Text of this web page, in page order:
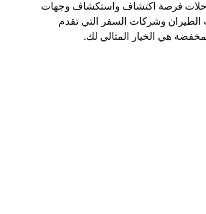
الرحلات فرصة اكتشاف واستكشاف وجهات
وشركات السفر التي تقدم
هي الخيار المثالي لك.